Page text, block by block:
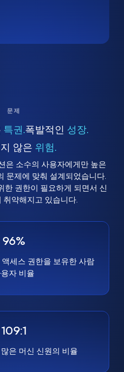
문제
특권. 폭발적인 성장.
않은 위험.
은 소수의 사용자에게만 높은
문제에 맞춰 설계되었습니다.
한 권한이 필요하게 되면서 신
취약해지고 있습니다.
96%
세스 권한을 보유한 사람
자 비율
109:1
은 머신 신원의 비율